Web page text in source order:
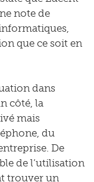
note de
que ce soit en
dans
côté, la
mais
du
De
de l’utilisation
trouver un